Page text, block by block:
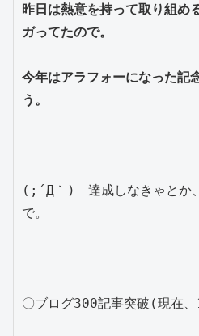
昨日は熱意を持って取り組め
ガってたので。
今年はアラフォーになった記
う。
(;´Д｀)　達成しなきゃとか
で。
〇ブログ300記事突破(現在